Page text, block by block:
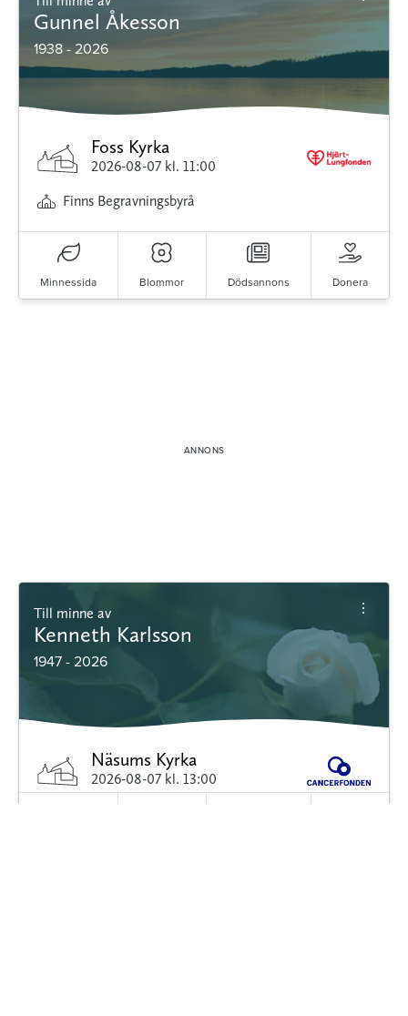
Gunnel Åkesson
1938 - 2026
Foss Kyrka
2026-08-07 kl. 11:00
Finns Begravningsbyrå
Minnessida Blommor Dödsannons Donera
Till minne av
Kenneth Karlsson
1947 - 2026
Näsums Kyrka
2026-08-07 kl. 13:00